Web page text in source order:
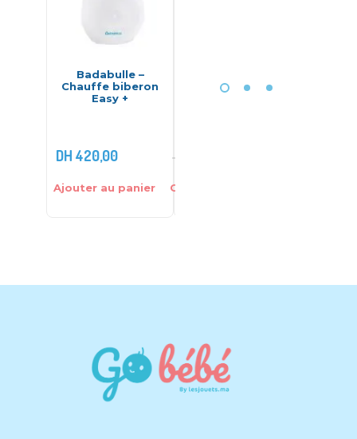
Badabulle –
Chauffe biberon
Easy +
DH 420,00
Ajouter au panier
mouchoirs en
Choix des options